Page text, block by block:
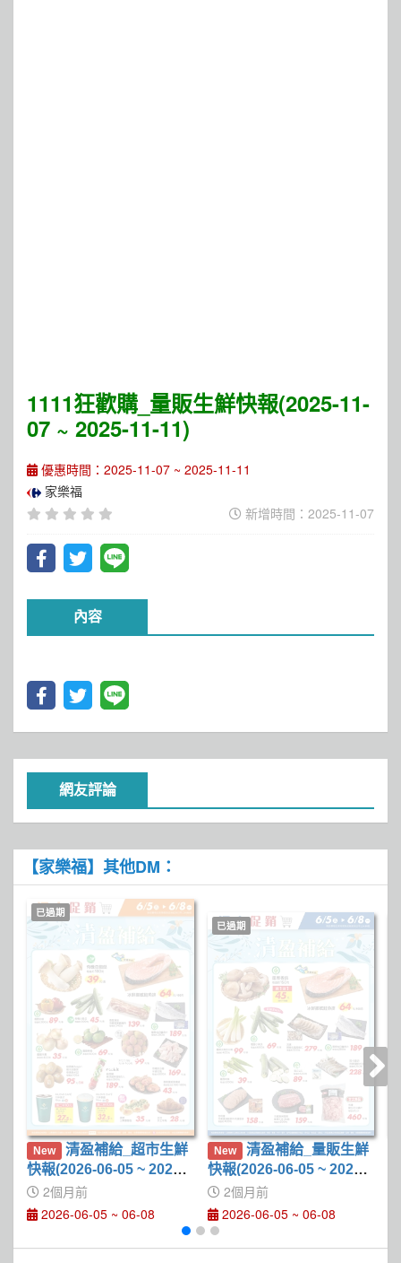
1111狂歡購_量販生鮮快報(2025-11-
07 ~ 2025-11-11)
優惠時間：2025-11-07 ~ 2025-11-11
家樂福
新增時間：2025-11-07
內容
網友評論
【家樂福】其他DM：
已過期
New
快報(2026-06-05 ~ 2026-0
6-08)2個月前
2026-06-05 ~ 06-08
已過期
New
快報(2026-06-05 ~ 2026-0
6-08)2個月前
2026-06-05 ~ 06-08